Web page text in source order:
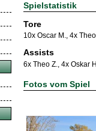
Spielstatistik
Tore
10x Oscar M., 4x
Assists
6x Theo Z. 4x Oskar
Fotos vom Spiel